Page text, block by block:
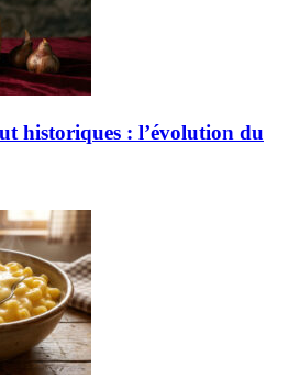
historiques : l’évolution du